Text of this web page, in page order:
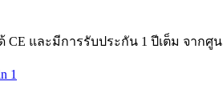
CE และมีการรับประกัน 1 ปีเต็ม จา